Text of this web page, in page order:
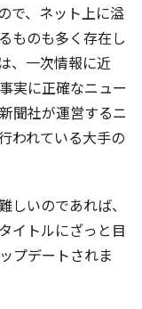
で、ネット上に溢
ものも多く存在し
、一次情報に近
実に正確なニュー
聞社が運営するニ
われている大手の
しいのであれば、
イトルにざっと目
プデートされま